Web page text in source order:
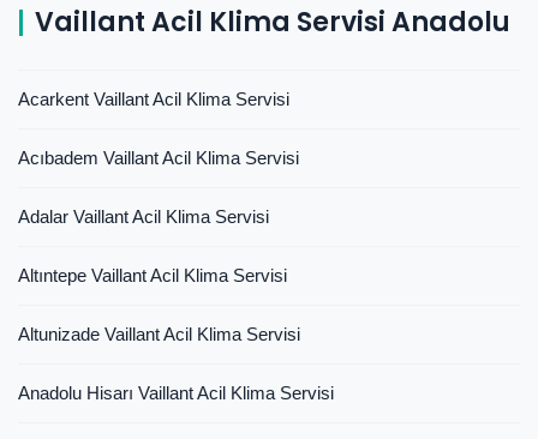
Vaillant Acil Klima Servisi Anadolu
Acarkent Vaillant Acil Klima Servisi
Acıbadem Vaillant Acil Klima Servisi
Adalar Vaillant Acil Klima Servisi
Altıntepe Vaillant Acil Klima Servisi
Altunizade Vaillant Acil Klima Servisi
Anadolu Hisarı Vaillant Acil Klima Servisi